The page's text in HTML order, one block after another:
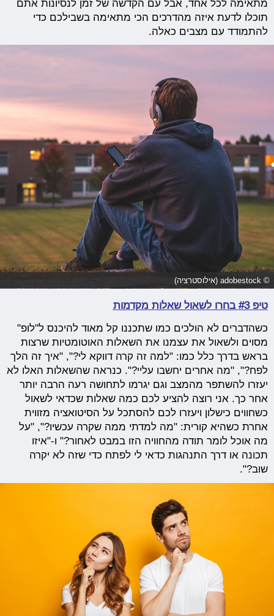
מתאימה לכל אחד, אבל עם הקדשה של זמן לנסיונות אתם
תוכלו לדעת איזה מהדרכים הכי מתאימה בשבילכם כדי
להתמודד עם מצבים כאלה.
© adobestock (אילוסטרציה)
טיפ #3 בחרו לשאול שאלות מקדמות
כשהדברים לא הולכים כמו שתכננו קל מאוד להיכנס ל"לופ"
מסוים ולשאול את עצמנו את השאלות האוטומטיות שרצות
בראש בדרך כלל כמו: "למה זה קרה דווקא לי?", "איך זה הלך
לפח?", "מה אחרים יחשבו עליי?". כנראה שהשאלות האלו לא
יעזרו להשתפר מהמצב וגם יגרמו לתחושה רעה הרבה יותר
אחר כך. אני רוצה להציע לכם כמה שאלות שכדאי לשאול
כשחווים כישלון ויעזרו לכם להסתכל על הסיטואציה מזווית
אחרת כשהיא קורית: "מה למדתי ממה שקרה עכשיו?", "על
מה אוכל לומר תודה מהחוויה הזו במבט לאחור?" ו-"איזו
תכונה או דרך התנהגות כדאי לי לפתח כדי שזה לא יקרה
שוב?".